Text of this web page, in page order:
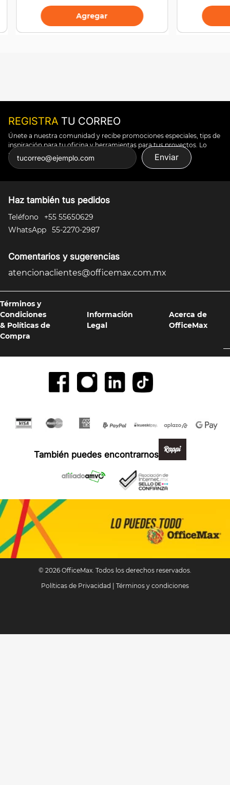
Agregar
REGISTRA TU CORREO
Únete a nuestra comunidad y recibe promociones especiales, tips de
inspiración para tu oficina y herramientas para tus proyectos. Lo
puedes todo.
Enviar
Haz también tus pedidos
Teléfono
+55 55650629
WhatsApp
55-2270-2987
Comentarios y sugerencias
atencionaclientes@officemax.com.mx
Términos y
Condiciones
& Políticas de
Compra
Información
Legal
Acerca de
OfficeMax
Formas de pago y compra 100% segura
También puedes encontrarnos en:
© 2026 OfficeMax. Todos los derechos reservados.
Políticas de Privacidad
Términos y condiciones